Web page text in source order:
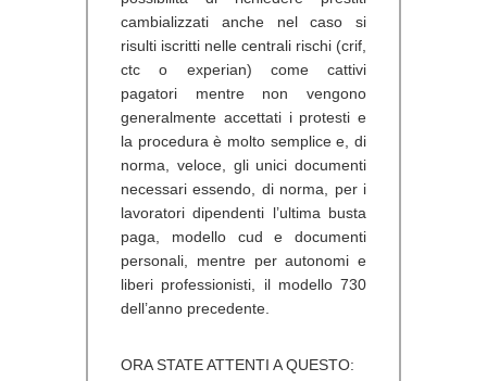
cambializzati anche nel caso si
risulti iscritti nelle centrali rischi (crif,
ctc o experian) come cattivi
pagatori mentre non vengono
generalmente accettati i protesti e
la procedura è molto semplice e, di
norma, veloce, gli unici documenti
necessari essendo, di norma, per i
lavoratori dipendenti l’ultima busta
paga, modello cud e documenti
personali, mentre per autonomi e
liberi professionisti, il modello 730
dell’anno precedente.
ORA STATE ATTENTI A QUESTO: